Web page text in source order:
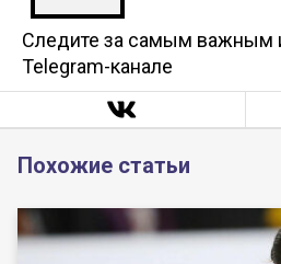
Следите за самым важным
Telegram-канале
Похожие статьи